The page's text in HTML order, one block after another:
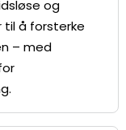
og
å forsterke
– med